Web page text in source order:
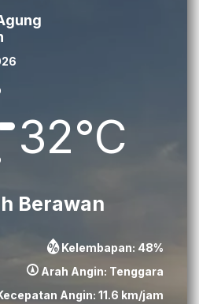
32°C
Berawan
Kelembapan: 48%
Arah Angin: Tenggara
Angin: 11.6 km/jam